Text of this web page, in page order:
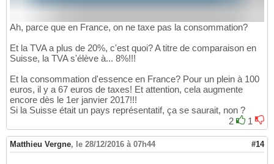
Ah, parce que en France, on ne taxe pas la consommation?
Et la TVA a plus de 20%, c'est quoi? A titre de comparaison en
Suisse, la TVA s'élève à... 8%!!!
Et la consommation d'essence en France? Pour un plein à 100
euros, il y a 67 euros de taxes! Et attention, cela augmente
encore dès le 1er janvier 2017!!!
Si la Suisse était un pays représentatif, ça se saurait, non ?
2
1
Matthieu Vergne, le 28/12/2016 à 07h44 #14